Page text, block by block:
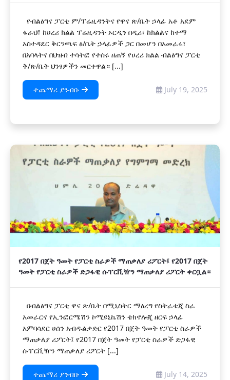
የብልፅግና ፓርቲ ም/ፕሬዚዳንትና የዋና ጽ/ቤት ኃላፊ አቶ አደም
ፋራህ፤ ከሀረሪ ክልል ፕሬዚዳንት ኦርዲን በዲሪ፣ ከክልልና ከተማ
አስተዳደር ቅርንጫፍ ፅ/ቤት ኃላፊዎች ጋር በመሆን በአመራሩ፣
በአባላትና በህዝብ ተሳትፎ የተሰሩ ዘጠኝ የሀረሪ ክልል ብልፅግና ፓርቲ
ቅ/ጽ/ቤት ህንፃዎችን መርቀዋል። [...]
ተጨማሪ ያንብቡ July 19, 2025
የ2017 በጀት ዓመት የፓርቲ ስራዎች ማጠቃለያ ሪፖርት፤ የ2017 በጀት
ዓመት የፓርቲ ስራዎች ድጋፋዊ ሱፐርቪዥን ማጠቃለያ ሪፖርት ቀርቧል።
በብልፅግና ፓርቲ ዋና ጽ/ቤት በሚኒስትር ማዕረግ የስትራቴጂ ስራ
አመራርና የኢንፎርሜሽን ኮሚዩኒኬሽን ቴክኖሎጂ ዘርፍ ኃላፊ
አምባሳደር ሀሰን አብዱልቃድር የ2017 በጀት ዓመት የፓርቲ ስራዎች
ማጠቃለያ ሪፖርት፤ የ2017 በጀት ዓመት የፓርቲ ስራዎች ድጋፋዊ
ሱፐርቪዥን ማጠቃለያ ሪፖርት [...]
ተጨማሪ ያንብቡ July 14, 2025